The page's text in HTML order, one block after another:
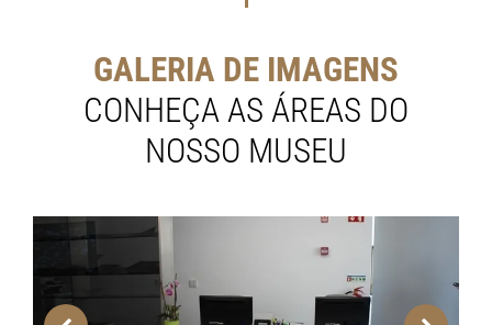
GALERIA DE IMAGENS
CONHEÇA AS ÁREAS DO
NOSSO MUSEU